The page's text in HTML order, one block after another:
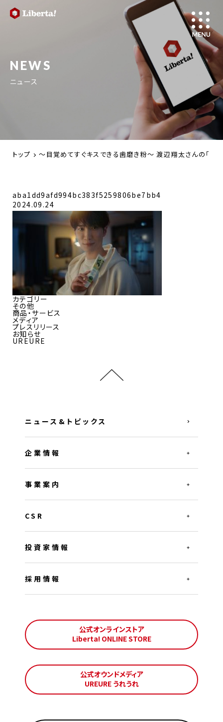
NEWS
ニュース
トップ ～目覚めてすぐキスできる歯磨き粉～ 渡辺翔太さんの「
aba1dd9afd994bc383f5259806be7bb4
2024.09.24
カテゴリー
その他
商品・サービス
メディア
プレスリリース
お知らせ
UREURE
ニュース&トピックス
企業情報
事業案内
CSR
投資家情報
採用情報
公式オンラインストア
Liberta! ONLINE STORE
公式オウンドメディア
UREURE うれうれ